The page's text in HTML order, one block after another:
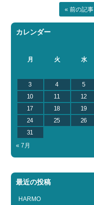
« 前の記事
カレンダー
月
火 水
3
4 5
10
11 12
17
18 19
24
25 26
31
« 7月
最近の投稿
HARMO